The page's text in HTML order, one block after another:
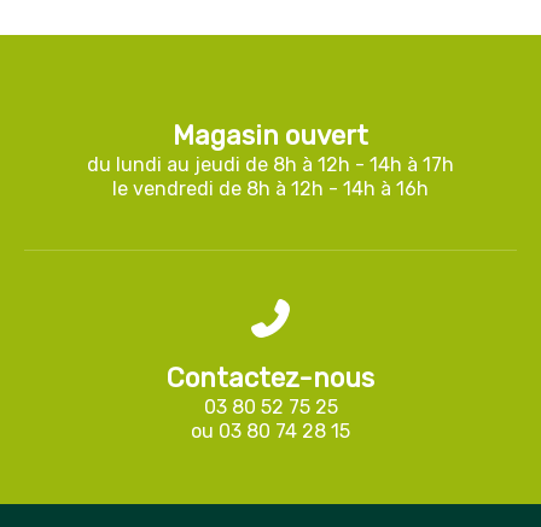
Magasin ouvert
du lundi au jeudi de 8h à 12h - 14h à 17h
le vendredi de 8h à 12h - 14h à 16h
Contactez-nous
03 80 52 75 25
ou 03 80 74 28 15